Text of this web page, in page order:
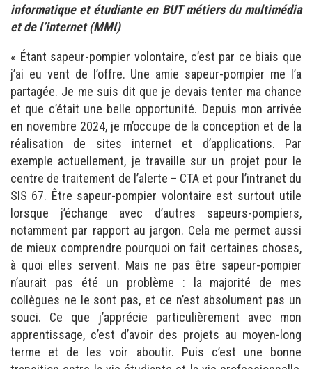
informatique et étudiante en BUT métiers du multimédia
et de l’internet (MMI)
« Étant sapeur-pompier volontaire, c’est par ce biais que
j’ai eu vent de l’offre. Une amie sapeur-pompier me l’a
partagée. Je me suis dit que je devais tenter ma chance
et que c’était une belle opportunité. Depuis mon arrivée
en novembre 2024, je m’occupe de la conception et de la
réalisation de sites internet et d’applications. Par
exemple actuellement, je travaille sur un projet pour le
centre de traitement de l’alerte – CTA et pour l’intranet du
SIS 67. Être sapeur-pompier volontaire est surtout utile
lorsque j’échange avec d’autres sapeurs-pompiers,
notamment par rapport au jargon. Cela me permet aussi
de mieux comprendre pourquoi on fait certaines choses,
à quoi elles servent. Mais ne pas être sapeur-pompier
n’aurait pas été un problème : la majorité de mes
collègues ne le sont pas, et ce n’est absolument pas un
souci. Ce que j’apprécie particulièrement avec mon
apprentissage, c’est d’avoir des projets au moyen-long
terme et de les voir aboutir. Puis c’est une bonne